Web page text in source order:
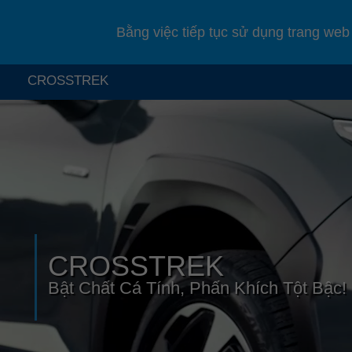
Bằng việc tiếp tục sử dụng trang
CÁC MẪU XE SUBARU SỰ KHÁC BIỆT CỦA SUBARU
CROSSTREK
CROSSTREK
Bật Chất Cá Tính, Phấn Khích Tột Bậc!